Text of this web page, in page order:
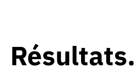
Résultats